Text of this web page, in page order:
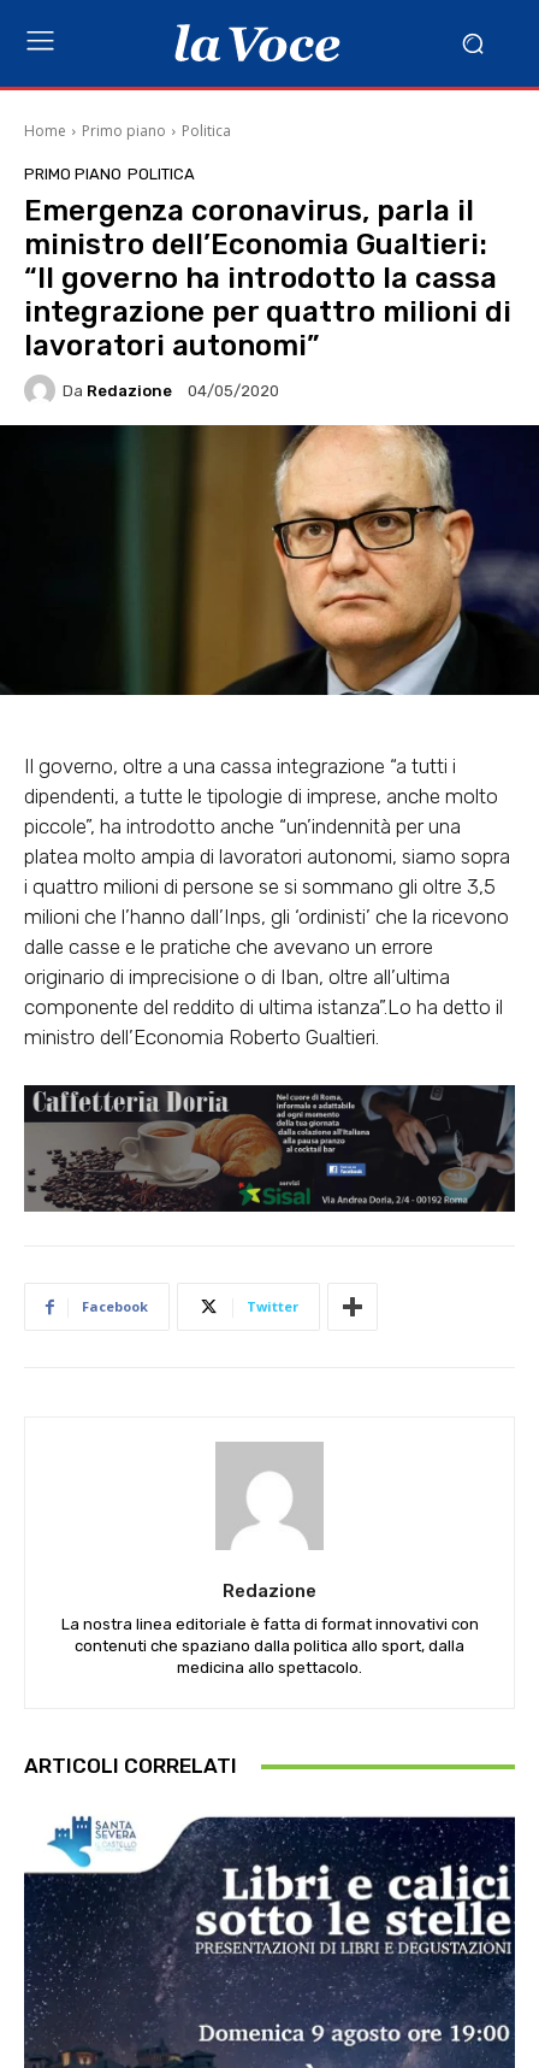
Home Primo piano Politica
PRIMO PIANO POLITICA
Emergenza coronavirus, parla il
ministro dell’Economia Gualtieri:
“Il governo ha introdotto la cassa
integrazione per quattro milioni di
lavoratori autonomi”
Da Redazione 04/05/2020
Il governo, oltre a una cassa integrazione “a tutti i
dipendenti, a tutte le tipologie di imprese, anche molto
piccole”, ha introdotto anche “un’indennità per una
platea molto ampia di lavoratori autonomi, siamo sopra
i quattro milioni di persone se si sommano gli oltre 3,5
milioni che l’hanno dall’Inps, gli ‘ordinisti’ che la ricevono
dalle casse e le pratiche che avevano un errore
originario di imprecisione o di Iban, oltre all’ultima
componente del reddito di ultima istanza”.Lo ha detto il
ministro dell’Economia Roberto Gualtieri.
Facebook Twitter
Redazione
La nostra linea editoriale è fatta di format innovativi con
contenuti che spaziano dalla politica allo sport, dalla
medicina allo spettacolo.
ARTICOLI CORRELATI